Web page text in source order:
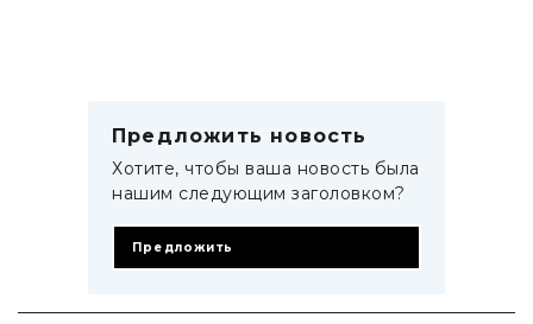
Предложить новость
Хотите, чтобы ваша новость была
нашим следующим заголовком?
Предложить